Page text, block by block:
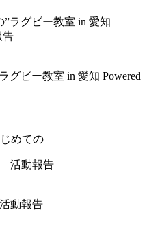
グビー教室 in 愛知 Powered
めての
動報告